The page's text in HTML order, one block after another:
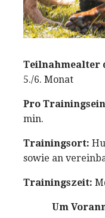
Teilnahmealter
5./6. Monat
Pro
min.
Trainingsort:
sowie an
Trainingszeit:
Um